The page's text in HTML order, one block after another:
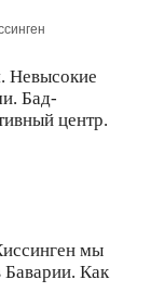
Невысокие
Бад-
центр.
мы
Как